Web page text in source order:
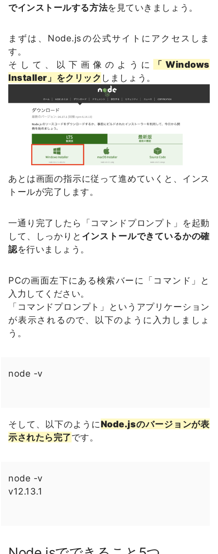
でインストールする方法を見ていきましょう。
まずは、Node.jsの公式サイトにアクセスしま
す。
そして、以下画像のように
「Windows
Installer」をクリック しましょう。
あとは画面の指示に従って進めていくと、インス
トールが完了します。
一通り完了したら「コマンドプロンプト」を起動
して、しっかりと インストールできているかの確
認を行いましょう。
PCの画面左下にある検索バーに「コマンド」と
入力してください。
「コマンドプロンプト」というアプリケーション
が表示されるので、以下のように入力しましょ
う。
node -v
そして、以下のようにNode.jsのバージョンが表
示されたら完了です。
node -v
v12.13.1